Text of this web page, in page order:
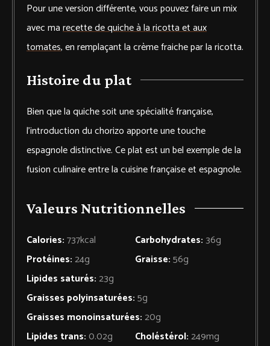
Pour une version différente, vous pouvez faire un mix
avec marecette de quiche à la ricotta et aux
tomates, en remplaçant la crème fraiche par la ricotta.
Histoire du plat
Bien que la quiche soit une spécialité française,
l’introduction du chorizo apporte une touche
espagnole distinctive. Ce plat est un bel exemple de la
fusion culinaire entre la cuisine française et espagnole.
Valeurs Nutritionnelles
Calories:737kcal Carbohydrates:36g
Protéines:24g Graisse:56g
Lipides saturés:23g
Graisses polyinsaturées:5g
Graisses monoinsaturées:20g
Lipides trans:0.02g Choléstérol:249mg